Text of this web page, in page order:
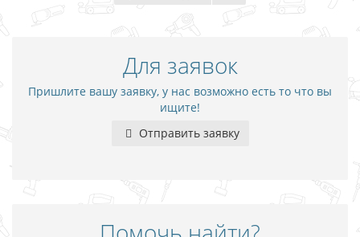
Для заявок
Пришлите вашу заявку, у нас возможно есть то что вы
ищите!
Отправить заявку